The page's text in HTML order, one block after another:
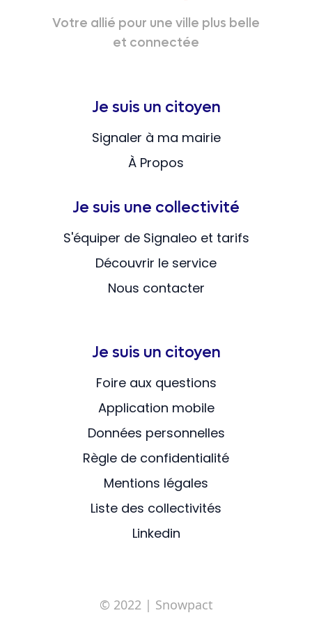
Votre allié pour une ville plus belle
et connectée
Je suis un citoyen
Signaler à ma mairie
À Propos
Je suis une collectivité
S'équiper de Signaleo et tarifs
Découvrir le service
Nous contacter
Je suis un citoyen
Foire aux questions
Application mobile
Données personnelles
Règle de confidentialité
Mentions légales
Liste des collectivités
Linkedin
© 2022 | Snowpact